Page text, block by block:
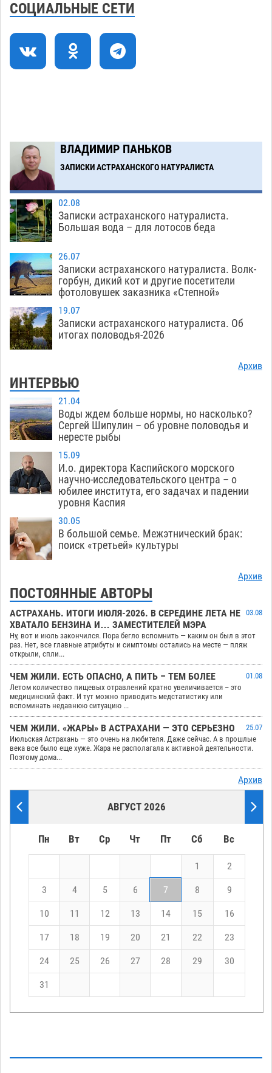
11:08 Как астраханцы назвали своих детей в июле
Загрузить еще
СОЦИАЛЬНЫЕ СЕТИ
ВЛАДИМИР ПАНЬКОВ
ЗАПИСКИ АСТРАХАНСКОГО НАТУРАЛИСТА
02.08
Записки астраханского натуралиста.
Большая вода – для лотосов беда
26.07
Записки астраханского натуралиста. Волк-
горбун, дикий кот и другие посетители
фотоловушек заказника «Степной»
19.07
Записки астраханского натуралиста. Об
итогах половодья-2026
Архив
ИНТЕРВЬЮ
21.04
Воды ждем больше нормы, но насколько?
Сергей Шипулин – об уровне половодья и
нересте рыбы
15.09
И.о. директора Каспийского морского
научно-исследовательского центра – о
юбилее института, его задачах и падении
уровня Каспия
30.05
В большой семье. Межэтнический брак:
поиск «третьей» культуры
Архив
ПОСТОЯННЫЕ АВТОРЫ
АСТРАХАНЬ. ИТОГИ ИЮЛЯ-2026. В СЕРЕДИНЕ ЛЕТА НЕ
ХВАТАЛО БЕНЗИНА И… ЗАМЕСТИТЕЛЕЙ МЭРА
03.08
Ну, вот и июль закончился. Пора бегло вспомнить — каким он был в этот
раз. Нет, все главные атрибуты и симптомы остались на месте — пляж
открыли, спли...
ЧЕМ ЖИЛИ. ЕСТЬ ОПАСНО, А ПИТЬ – ТЕМ БОЛЕЕ
01.08
Летом количество пищевых отравлений кратно увеличивается – это
медицинский факт. И тут можно приводить медстатистику или
вспоминать недавнюю ситуацию ...
ЧЕМ ЖИЛИ. «ЖАРЫ» В АСТРАХАНИ — ЭТО СЕРЬЕЗНО
25.07
Июльская Астрахань — это очень на любителя. Даже сейчас. А в прошлые
века все было еще хуже. Жара не располагала к активной деятельности.
Поэтому дома...
Архив
АВГУСТ 2026
Пн Вт Ср Чт Пт Сб Вс
1 2
3 4 5 6 7 8 9
10 11 12 13 14 15 16
17 18 19 20 21 22 23
24 25 26 27 28 29 30
31